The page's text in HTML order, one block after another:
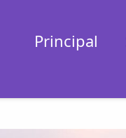
Principal